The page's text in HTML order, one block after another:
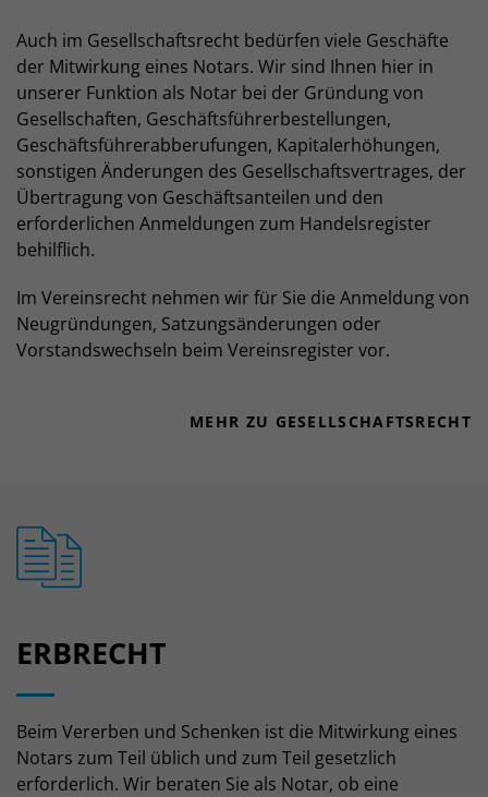
Auch im Gesellschaftsrecht bedürfen viele Geschäfte
der Mitwirkung eines Notars. Wir sind Ihnen hier in
unserer Funktion als Notar bei der Gründung von
Gesellschaften, Geschäftsführerbestellungen,
Geschäftsführerabberufungen, Kapitalerhöhungen,
sonstigen Änderungen des Gesellschaftsvertrages, der
Übertragung von Geschäftsanteilen und den
erforderlichen Anmeldungen zum Handelsregister
behilflich.
Im Vereinsrecht nehmen wir für Sie die Anmeldung von
Neugründungen, Satzungsänderungen oder
Vorstandswechseln beim Vereinsregister vor.
MEHR ZU GESELLSCHAFTSRECHT
ERBRECHT
Beim Vererben und Schenken ist die Mitwirkung eines
Notars zum Teil üblich und zum Teil gesetzlich
erforderlich. Wir beraten Sie als Notar, ob eine